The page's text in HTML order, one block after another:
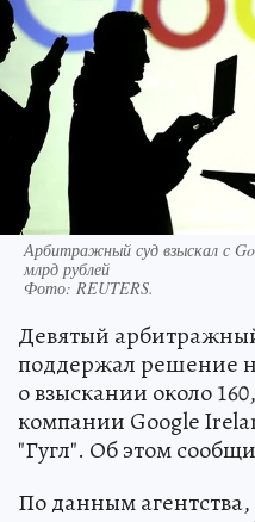
Арбитражный суд взыскал с
млрд рублей
Фото: REUTERS.
Девятый
поддержал решение
о взыскании около
компании Google
"Гугл". Об этом
По данным агентства,